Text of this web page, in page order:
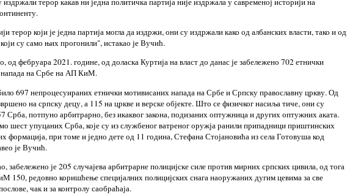
терор који је једна партија могла да издржи, они су издржали како од албанских власти, тако и од
су само њих прогонили", истакао је Вучић.
од фебруара 2021. године, од доласка Куртија на власт до данас је забележено 702 етнички
напада на Србе на АП КиМ.
697 непроцесуираних етнички мотивисаних напада на Србе и Српску православну цркву. Од
на српску децу, а 115 на цркве и верске објекте. Што се физичког насиља тиче, они су
Срба, потпуно арбитрарно, без икаквог закона, подизаних оптужница и других оптужних аката.
шест упуцаних Срба, које су из службеног ватреног оружја ранили припадници приштинских
формација, при томе и једно дете од 11 година, Стефана Стојановића из села Готовуша код
је Вучић.
забележено је 205 случајева арбитрарне полицијске силе против мирних српских цивила, од тога
150, редовно коришћење специјалних полицијских снага наоружаних дугим цевима за све
чак и за контролу саобраћаја.